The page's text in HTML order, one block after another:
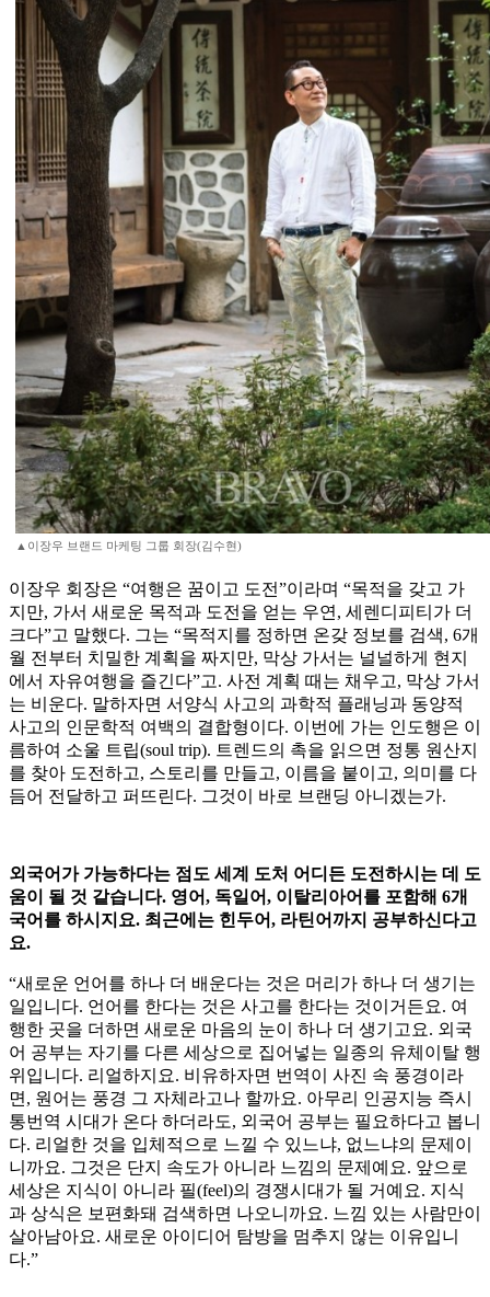
▲이장우 브랜드 마케팅 그룹 회장(김수현)
이장우 회장은 “여행은 꿈이고 도전”이라며 “목적을 갖고 가
지만, 가서 새로운 목적과 도전을 얻는 우연, 세렌디피티가 더
크다”고 말했다. 그는 “목적지를 정하면 온갖 정보를 검색, 6개
월 전부터 치밀한 계획을 짜지만, 막상 가서는 널널하게 현지
에서 자유여행을 즐긴다”고. 사전 계획 때는 채우고, 막상 가서
는 비운다. 말하자면 서양식 사고의 과학적 플래닝과 동양적
사고의 인문학적 여백의 결합형이다. 이번에 가는 인도행은 이
름하여 소울 트립(soul trip). 트렌드의 촉을 읽으면 정통 원산지
를 찾아 도전하고, 스토리를 만들고, 이름을 붙이고, 의미를 다
듬어 전달하고 퍼뜨린다. 그것이 바로 브랜딩 아니겠는가.
외국어가 가능하다는 점도 세계 도처 어디든 도전하시는 데 도
움이 될 것 같습니다. 영어, 독일어, 이탈리아어를 포함해 6개
국어를 하시지요. 최근에는 힌두어, 라틴어까지 공부하신다고
요.
“새로운 언어를 하나 더 배운다는 것은 머리가 하나 더 생기는
일입니다. 언어를 한다는 것은 사고를 한다는 것이거든요. 여
행한 곳을 더하면 새로운 마음의 눈이 하나 더 생기고요. 외국
어 공부는 자기를 다른 세상으로 집어넣는 일종의 유체이탈 행
위입니다. 리얼하지요. 비유하자면 번역이 사진 속 풍경이라
면, 원어는 풍경 그 자체라고나 할까요. 아무리 인공지능 즉시
통번역 시대가 온다 하더라도, 외국어 공부는 필요하다고 봅니
다. 리얼한 것을 입체적으로 느낄 수 있느냐, 없느냐의 문제이
니까요. 그것은 단지 속도가 아니라 느낌의 문제예요. 앞으로
세상은 지식이 아니라 필(feel)의 경쟁시대가 될 거예요. 지식
과 상식은 보편화돼 검색하면 나오니까요. 느낌 있는 사람만이
살아남아요. 새로운 아이디어 탐방을 멈추지 않는 이유입니
다.”